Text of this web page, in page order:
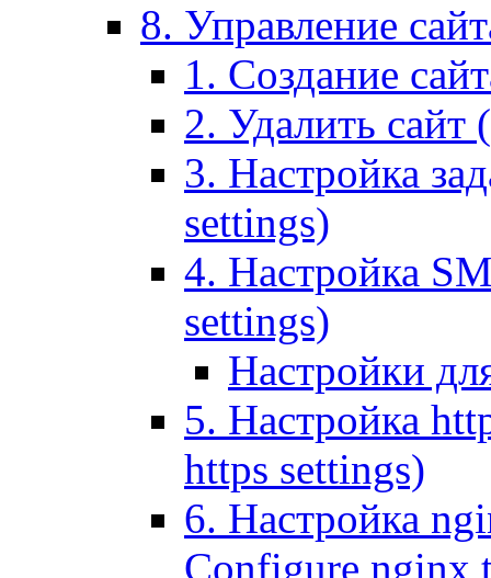
8. Управление
1. Создание
2. Удалить сайт
3. Настройка
settings)
4. Настройка
settings)
Настройки
5. Настройка
https settings)
6. Настройка
Configure nginx